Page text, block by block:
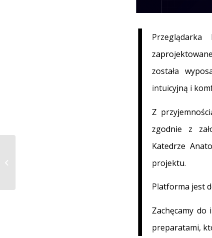
została
intuicyjną i
Z
zgodnie z
Katedrze
projektu.
Platforma jest
Zachęcamy
preparatami,